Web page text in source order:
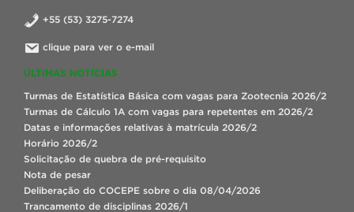
+55 (53) 3275-7274
clique para ver o e-mail
ÚLTIMAS NOTÍCIAS
Turmas de Estatística Básica com vagas para Zootecnia 2026/2
Turmas de Cálculo 1A com vagas para repetentes em 2026/2
Datas e informações relativas à matrícula 2026/2
Horário 2026/2
Solicitação de quebra de pré-requisito
Nota de pesar
Deliberação do COCEPE sobre o dia 08/04/2026
Trancamento de disciplinas 2026/1